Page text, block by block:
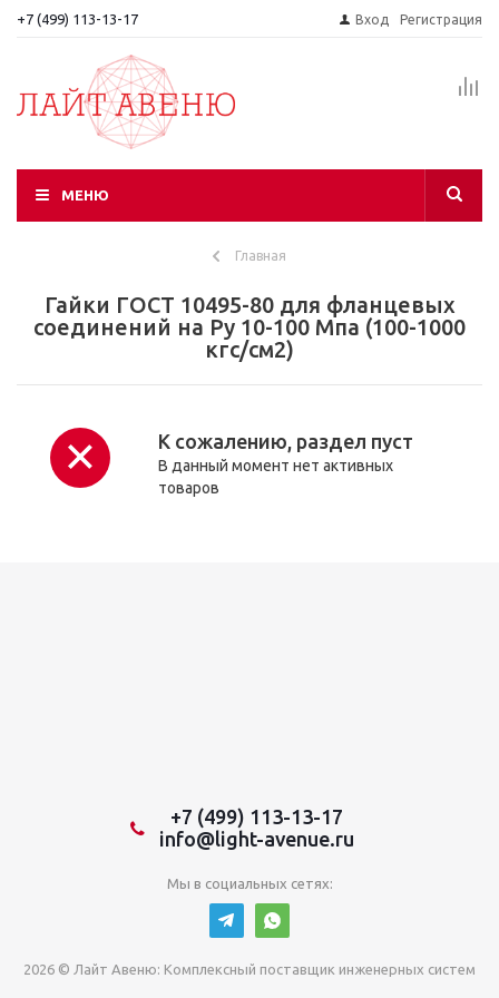
+7 (499) 113-13-17 Вход Регистрация
МЕНЮ
Главная
Гайки ГОСТ 10495-80 для фланцевых
соединений на Ру 10-100 Мпа (100-1000
кгс/см2)
К сожалению, раздел пуст
В данный момент нет активных
товаров
+7 (499) 113-13-17
info@light-avenue.ru
Мы в социальных сетях:
2026 © Лайт Авеню: Комплексный поставщик инженерных систем